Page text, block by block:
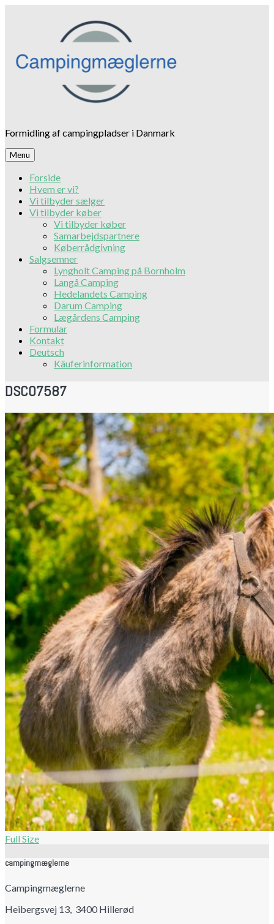
Formidling af campingpladser i Danmark
Menu
Forside
Hvem er vi?
Vi tilbyder sælger
Vi tilbyder køber
Vi tilbyder køber
Samarbejdspartnere
Køberrådgivning
Salgsemner
Lyngholt Camping på Bornholm
Langå Camping
Hedelandets Camping
Darum Camping
Lægårdens Camping
Formular
Kontakt
Deutsch
Käuferinformation
DSC07587
Full Size
campingmæglerne
Campingmæglerne
Heibergsvej 13, 3400 Hillerød